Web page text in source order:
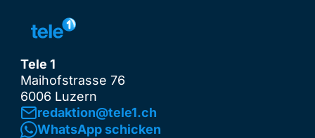
Tele 1
Maihofstrasse 76
6006 Luzern
redaktion@tele1.ch
WhatsApp schicken